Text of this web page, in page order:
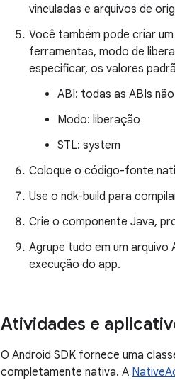
vinculadas e arquivos de
Você também pode criar
ferramentas, modo de
especificar, os valores
ABI: todas as ABIs
Modo: liberação
STL: system
Coloque o código-fonte
Use o ndk-build para
Crie o componente Java,
Agrupe tudo em um arquivo
execução do app.
Atividades e
O Android SDK fornece uma
completamente nativa. A